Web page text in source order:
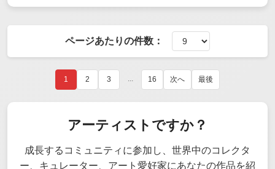
ページあたりの件数：
1 2 3 ... 16 次へ 最後
アーティストですか？
成長するコミュニティに参加し、世界中のコレクタ
ー、キュレーター、アート愛好家にあなたの作品を紹